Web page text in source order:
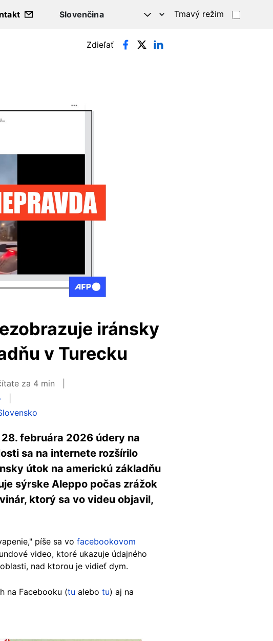
Tmavý režim
Zdieľať
iránsky
v Turecku
za 4 min
februára 2026 údery na
sa na internete rozšírilo
útok na americkú základňu
sýrske Aleppo počas zrážok
ktorý sa vo videu objavil,
píše sa vo facebookovom
video, ktoré ukazuje údajného
nad ktorou je vidieť dym.
na Facebooku (tu alebo tu) aj na